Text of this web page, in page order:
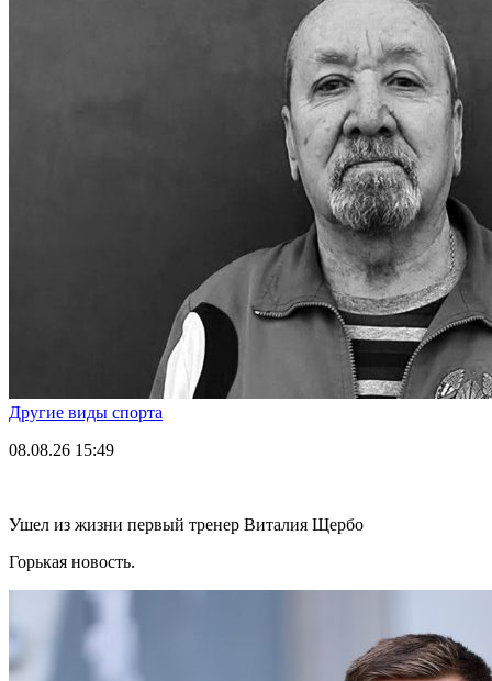
Другие виды спорта
08.08.26 15:49
Ушел из жизни первый тренер Виталия Щербо
Горькая новость.